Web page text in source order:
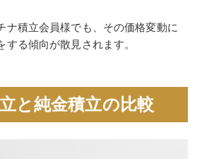
ナ積立会員様でも、その価格変動に
する傾向が散見されます。
と純金積立の比較